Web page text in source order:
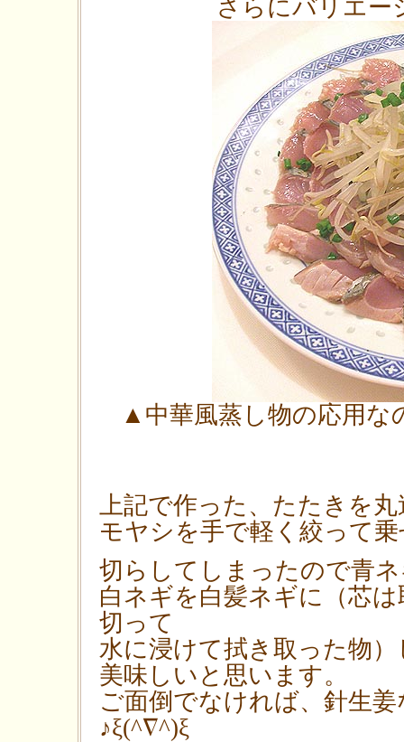
さらにバリエー
▲中華風蒸し物の応用な
上記で作った、たたきを
モヤシを手で軽く絞って
切らしてしまったので青
白ネギを白髪ネギに（芯
切って
水に浸けて拭き取った物
美味しいと思います。
ご面倒でなければ、針生
♪ξ(^∇^)ξ